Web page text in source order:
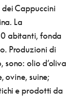
Cappuccini
La
abitanti, fonda
Produzioni di
sono: olio d’oliva
ovine, suine;
e prodotti da